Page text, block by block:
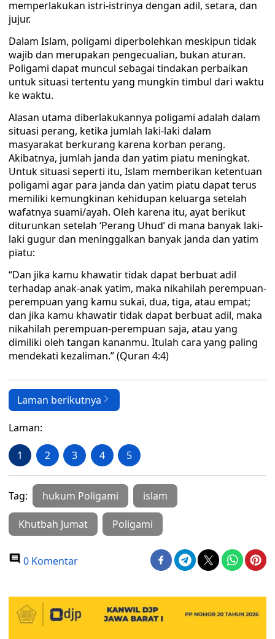
memperlakukan istri-istrinya dengan adil, setara, dan
jujur.
Dalam Islam, poligami diperbolehkan meskipun tidak
wajib dan merupakan pengecualian, bukan aturan.
Poligami dapat muncul sebagai tindakan perbaikan
untuk situasi tertentu yang mungkin timbul dari waktu
ke waktu.
Alasan utama diberlakukannya poligami adalah dalam
situasi perang, ketika jumlah laki-laki dalam
masyarakat berkurang karena korban perang.
Akibatnya, jumlah janda dan yatim piatu meningkat.
Untuk situasi seperti itu, Islam memberikan ketentuan
poligami agar para janda dan yatim piatu dapat terus
memiliki kemungkinan kehidupan keluarga setelah
wafatnya suami/ayah. Oleh karena itu, ayat berikut
diturunkan setelah ‘Perang Uhud’ di mana banyak laki-
laki gugur dan meninggalkan banyak janda dan yatim
piatu:
“Dan jika kamu khawatir tidak dapat berbuat adil
terhadap anak-anak yatim, maka nikahilah perempuan-
perempuan yang kamu sukai, dua, tiga, atau empat;
dan jika kamu khawatir tidak dapat berbuat adil, maka
nikahilah perempuan-perempuan saja, atau yang
dimiliki oleh tangan kananmu. Itulah cara yang paling
mendekati kezaliman.” (Quran 4:4)
Laman berikutnya
Laman:
1 2 3 4 5
Tag: hukum Poligami islam
Khutbah Jumat Poligami
0 Komentar